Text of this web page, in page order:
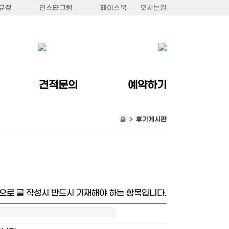
오시는길
페이스북
인스타그램
정
견적문의 예약하기
홈 > 후기게시판
로 글 작성시 반드시 기재해야 하는 항목입니다.